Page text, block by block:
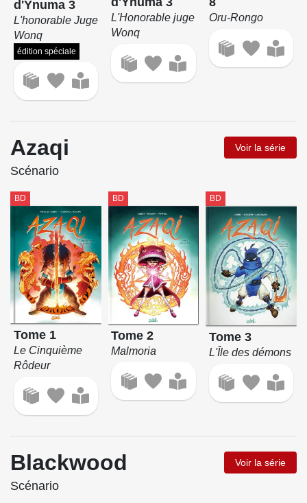
d'Ynuma 3
L'honorable Juge
Wonq
édition spéciale
L'Honorable juge
Wonq
Oru-Rongo
Azaqi Voir la série
Scénario
BD
Tome 1
Le Cinquième
Rôdeur
BD
Tome 2
Malmoria
BD
Tome 3
L'Île des démons
Blackwood Voir la série
Scénario